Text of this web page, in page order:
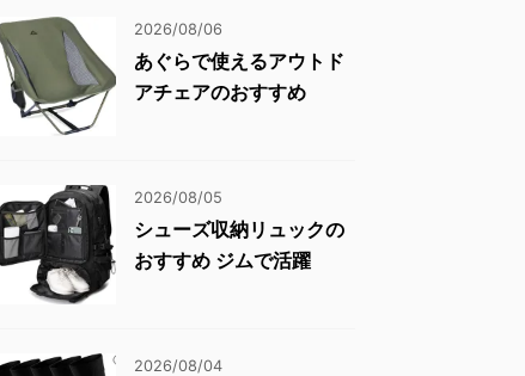
2026/08/06
あぐらで使えるアウトド
アチェアのおすすめ
2026/08/05
シューズ収納リュックの
おすすめ ジムで活躍
2026/08/04